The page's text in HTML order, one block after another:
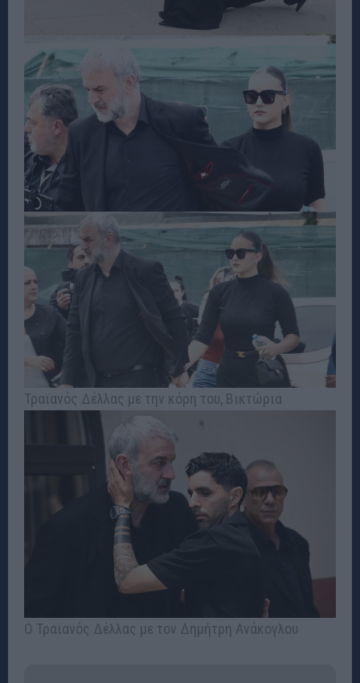
Τραϊανός Δέλλας με την κόρη του, Βικτώρια
Ο Τραϊανός Δέλλας με τον Δημήτρη Ανάκογλου